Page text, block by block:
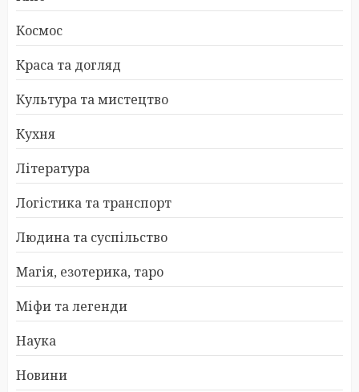
Космос
Краса та догляд
Культура та мистецтво
Кухня
Література
Логістика та транспорт
Людина та суспільство
Магія, езотерика, таро
Міфи та легенди
Наука
Новини